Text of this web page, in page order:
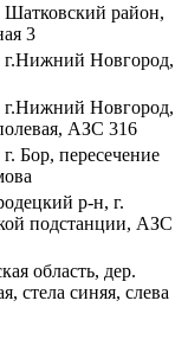
Шатковский район,
3
г.Нижний Новгород,
г.Нижний Новгород,
АЗС 316
Бор, пересечение
р-н, г.
подстанции, АЗС
область, дер.
стела синяя, слева